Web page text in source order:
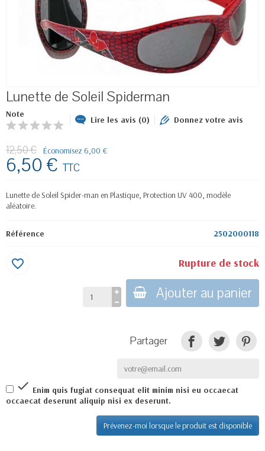
Lunette de Soleil Spiderman
Note
Lire les avis (0) Donnez votre avis
12,50 € Économisez 6,00 €
6,50 €TTC
Lunette de Soleil Spider-man en Plastique, Protection UV 400, modèle
aléatoire.
Référence 2502000118
Rupture de stock
Ajouter au panier
favorite_border
Partager
 Enim quis fugiat consequat elit minim nisi eu occaecat
occaecat deserunt aliquip nisi ex deserunt.
Prévenez-moi lorsque le produit est disponible